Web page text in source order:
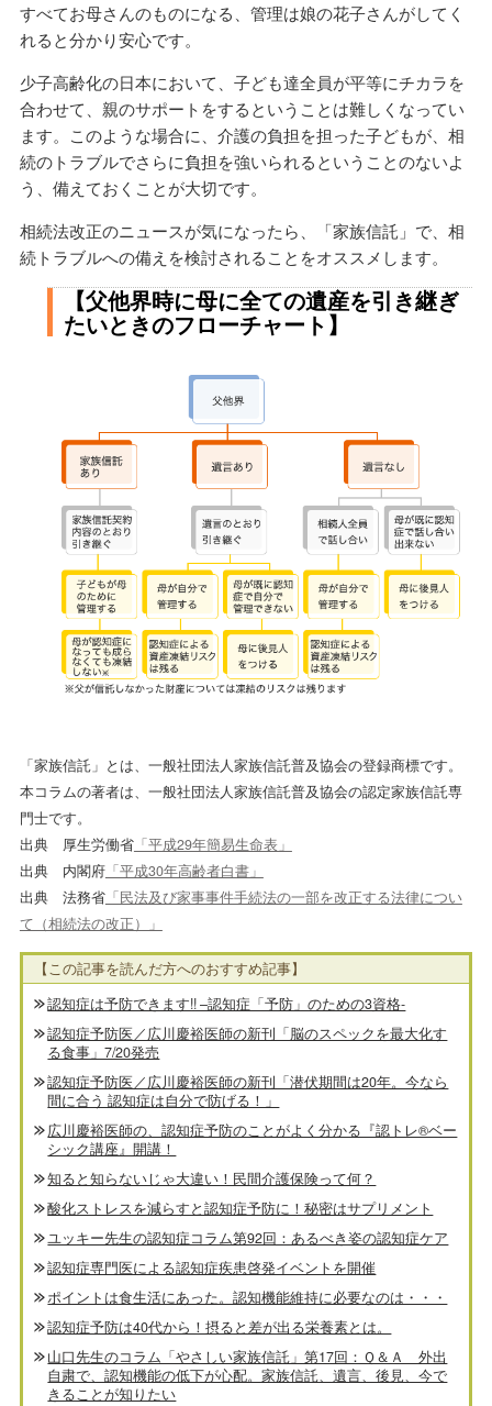
すべてお母さんのものになる、管理は娘の花子さんがしてく
れると分かり安心です。
少子高齢化の日本において、子ども達全員が平等にチカラを
合わせて、親のサポートをするということは難しくなってい
ます。このような場合に、介護の負担を担った子どもが、相
続のトラブルでさらに負担を強いられるということのないよ
う、備えておくことが大切です。
相続法改正のニュースが気になったら、「家族信託」で、相
続トラブルへの備えを検討されることをオススメします。
【父他界時に母に全ての遺産を引き継ぎ
たいときのフローチャート】
「家族信託」とは、一般社団法人家族信託普及協会の登録商標です。
本コラムの著者は、一般社団法人家族信託普及協会の認定家族信託専
門士です。
出典 厚生労働省「平成29年簡易生命表」
出典 内閣府「平成30年高齢者白書」
出典 法務省「民法及び家事事件手続法の一部を改正する法律につい
て（相続法の改正）」
【この記事を読んだ方へのおすすめ記事】
認知症は予防できます!! –認知症「予防」のための3資格-
認知症予防医／広川慶裕医師の新刊「脳のスペックを最大化す
る食事」7/20発売
認知症予防医／広川慶裕医師の新刊「潜伏期間は20年。今なら
間に合う 認知症は自分で防げる！」
広川慶裕医師の、認知症予防のことがよく分かる『認トレ®️ベー
シック講座』開講！
知ると知らないじゃ大違い！民間介護保険って何？
酸化ストレスを減らすと認知症予防に！秘密はサプリメント
ユッキー先生の認知症コラム第92回：あるべき姿の認知症ケア
認知症専門医による認知症疾患啓発イベントを開催
ポイントは食生活にあった。認知機能維持に必要なのは・・・
認知症予防は40代から！摂ると差が出る栄養素とは。
山口先生のコラム「やさしい家族信託」第17回：Ｑ＆Ａ 外出
自粛で、認知機能の低下が心配。家族信託、遺言、後見、今で
きることが知りたい